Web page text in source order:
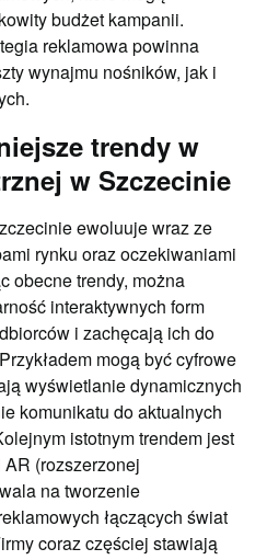
budżet kampanii.
reklamowa powinna
wynajmu nośników, jak i
trendy w
w Szczecinie
ewoluuje wraz ze
rynku oraz oczekiwaniami
obecne trendy, można
interaktywnych form
i zachęcają ich do
mogą być cyfrowe
wyświetlanie dynamicznych
komunikatu do aktualnych
istotnym trendem jest
(rozszerzonej
na tworzenie
łączących świat
coraz częściej stawiają